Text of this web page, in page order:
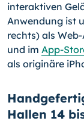
interaktiven
Anwendung ist
rechts) als
und im App-
als originäre
Hallen 14